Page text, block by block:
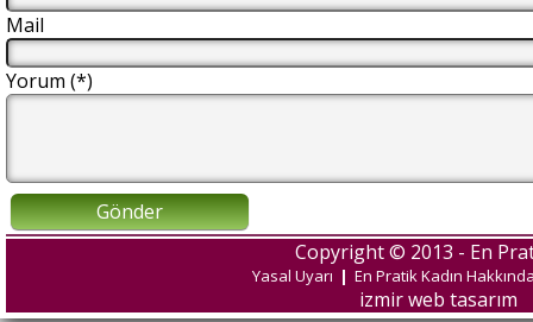
Mail
Yorum (*)
Gönder
Copyright © 2013 - En
Yasal Uyarı | En Pratik Kadın
izmir web tasarım